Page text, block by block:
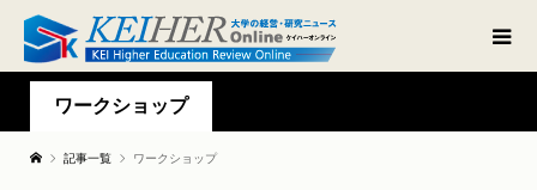
ワークショップ
記事一覧 ワークショップ